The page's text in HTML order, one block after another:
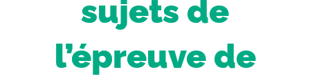
sujets de
l’épreuve de